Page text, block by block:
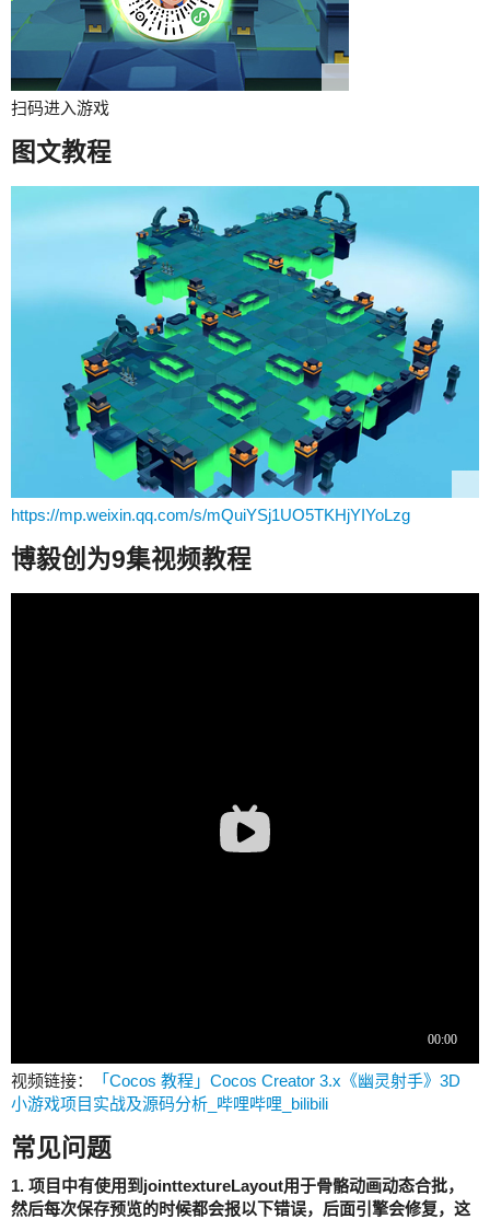
扫码进入游戏
图文教程
https://mp.weixin.qq.com/s/mQuiYSj1UO5TKHjYIYoLzg
博毅创为9集视频教程
视频链接：
「Cocos 教程」Cocos Creator 3.x《幽灵射手》3D
小游戏项目实战及源码分析_哔哩哔哩_bilibili
常见问题
1. 项目中有使用到jointtextureLayout用于骨骼动画动态合批，
然后每次保存预览的时候都会报以下错误，后面引擎会修复，这